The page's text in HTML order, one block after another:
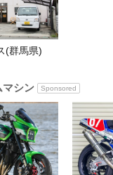
(群馬県)
マシン Sponsored